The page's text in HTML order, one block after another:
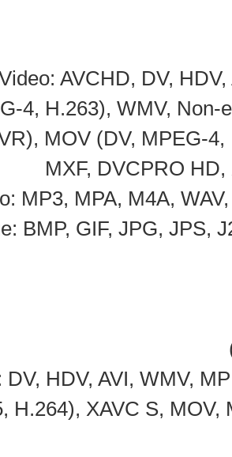
AVCHD, DV,
4, H.263), WMV,
MOV (DV, MPEG-
MXF, DVCPRO
MP3, MPA, M4A,
BMP, GIF, JPG, JPS,
DV, HDV, AVI, WMV,
H.264), XAVC S, MOV,